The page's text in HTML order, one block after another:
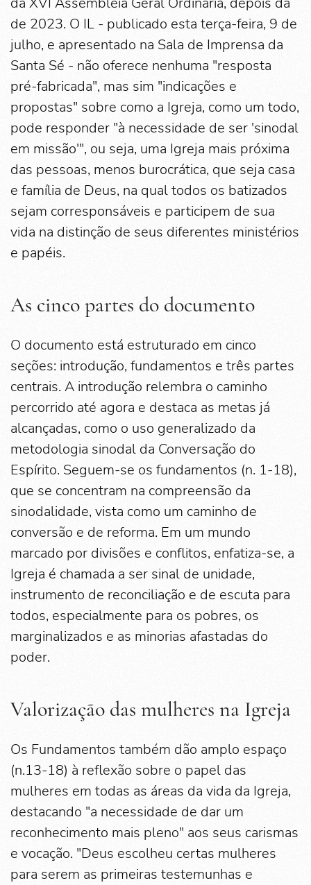
de 2023. O IL - publicado esta terça-feira, 9 de
julho, e apresentado na Sala de Imprensa da
Santa Sé - não oferece nenhuma "resposta
pré-fabricada", mas sim "indicações e
propostas" sobre como a Igreja, como um todo,
pode responder "à necessidade de ser 'sinodal
em missão'", ou seja, uma Igreja mais próxima
das pessoas, menos burocrática, que seja casa
e família de Deus, na qual todos os batizados
sejam corresponsáveis e participem de sua
vida na distinção de seus diferentes ministérios
e papéis.
As cinco partes do documento
O documento está estruturado em cinco
seções: introdução, fundamentos e três partes
centrais. A introdução relembra o caminho
percorrido até agora e destaca as metas já
alcançadas, como o uso generalizado da
metodologia sinodal da Conversação do
Espírito. Seguem-se os fundamentos (n. 1-18),
que se concentram na compreensão da
sinodalidade, vista como um caminho de
conversão e de reforma. Em um mundo
marcado por divisões e conflitos, enfatiza-se, a
Igreja é chamada a ser sinal de unidade,
instrumento de reconciliação e de escuta para
todos, especialmente para os pobres, os
marginalizados e as minorias afastadas do
poder.
Valorização das mulheres na Igreja
Os Fundamentos também dão amplo espaço
(n.13-18) à reflexão sobre o papel das
mulheres em todas as áreas da vida da Igreja,
destacando "a necessidade de dar um
reconhecimento mais pleno" aos seus carismas
e vocação. "Deus escolheu certas mulheres
para serem as primeiras testemunhas e